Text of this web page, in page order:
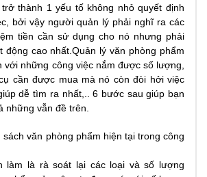
thành 1 yếu tố không nhỏ quyết định
bởi vậy người quản lý phải nghĩ ra các
tiền cần sử dụng cho nó nhưng phải
động cao nhất.Quản lý văn phòng phẩm
với những công việc nắm được số lượng,
cần được mua mà nó còn đòi hởi việc
dễ tìm ra nhất,.. 6 bước sau giúp bạn
những vẫn đề trên.
văn phòng phẩm hiện tại trong công
làm là rà soát lại các loại và số lượng